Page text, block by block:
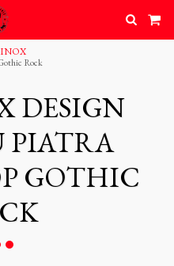
Rock
DESIGN
PIATRA
GOTHIC